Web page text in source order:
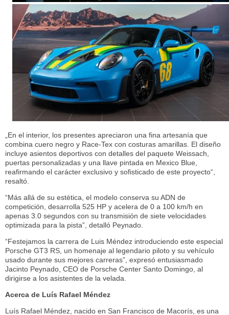
„En el interior, los presentes apreciaron una fina artesanía que
combina cuero negro y Race-Tex con costuras amarillas. El diseño
incluye asientos deportivos con detalles del paquete Weissach,
puertas personalizadas y una llave pintada en Mexico Blue,
reafirmando el carácter exclusivo y sofisticado de este proyecto“,
resaltó.
“Más allá de su estética, el modelo conserva su ADN de
competición, desarrolla 525 HP y acelera de 0 a 100 km/h en
apenas 3.0 segundos con su transmisión de siete velocidades
optimizada para la pista”, detalló Peynado.
“Festejamos la carrera de Luis Méndez introduciendo este especial
Porsche GT3 RS, un homenaje al legendario piloto y su vehículo
usado durante sus mejores carreras”, expresó entusiasmado
Jacinto Peynado, CEO de Porsche Center Santo Domingo, al
dirigirse a los asistentes de la velada.
Acerca de Luís Rafael Méndez
Luís Rafael Méndez, nacido en San Francisco de Macorís, es una